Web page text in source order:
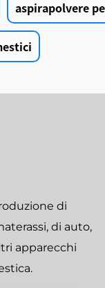
aspirapolvere
di
di auto,
apparecchi